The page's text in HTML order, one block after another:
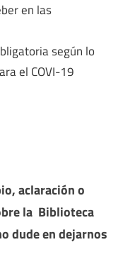
en las
según lo
el COVI-19
aclaración o
la Biblioteca
dude en dejarnos